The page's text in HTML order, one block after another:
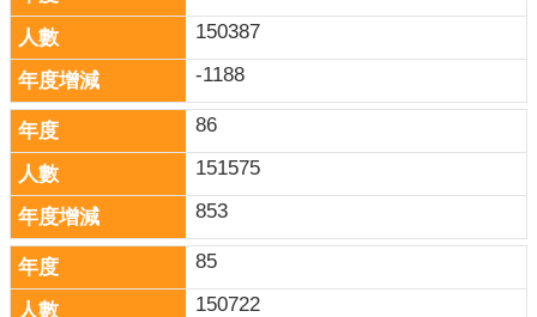
150387
-1188
86
151575
853
85
150722